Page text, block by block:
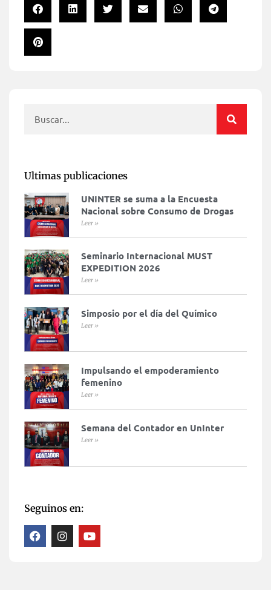
Ultimas publicaciones
UNINTER se suma a la Encuesta
Nacional sobre Consumo de Drogas
Leer »
Seminario Internacional MUST
EXPEDITION 2026
Leer »
Simposio por el día del Químico
Leer »
Impulsando el empoderamiento
femenino
Leer »
Semana del Contador en UnInter
Leer »
Seguinos en: